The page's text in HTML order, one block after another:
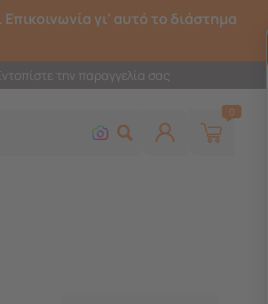
γι' αυτό το διάστημα
την παραγγελία σας
0